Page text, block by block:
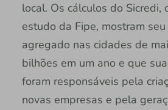
local. Os cálculos do Sicredi,
estudo da Fipe, mostram
agregado nas cidades de
bilhões em um ano e que
foram responsáveis pela
novas empresas e pela